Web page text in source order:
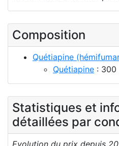
Composition
Quétiapine
Quétiapine : 300
Statistiques et
détaillées par
Evolution du prix depuis